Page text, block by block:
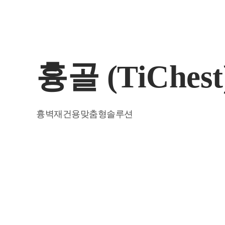
흉골
흉벽재건용맞춤형솔루션